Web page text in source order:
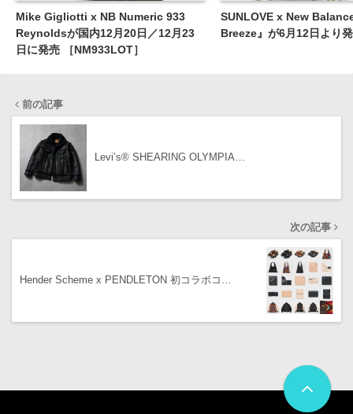
Mike Gigliotti x NB Numeric 933
Reynoldsが国内12月20日／12月23
日に発売 ［NM933LOT］
SUNLOVE x New
Breeze』が6月12日より
前の記事
Levi’s®︎ SHEARING OLYMPIA…
次の記事
Hender Scheme x PENDLETON 初コラボコ…